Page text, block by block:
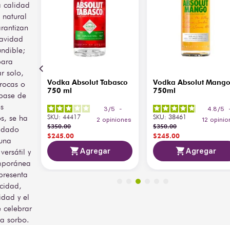
calidad
natural
solo,
o
de
se ha
y
y el
celebrar
sorbo.
/
Vodka Absolut Tabasco
750 ml
3 /5
-
2 opiniones
SKU:44417
$350.00
$245.00
Agregar
Vodka Absolut
750ml
4.8 /5
12
SKU:38461
$350.00
$245.00
Agregar